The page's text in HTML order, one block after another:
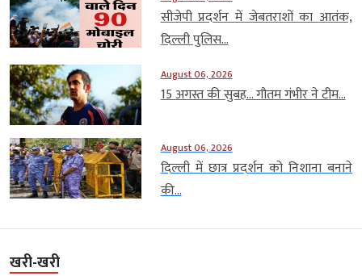
सीजेपी प्रदर्शन में जेबतराशों का आतंक,
दिल्ली पुलिस...
August 06, 2026
15 अगस्त की सुबह… गौतम गंभीर ने टीम...
August 06, 2026
दिल्ली में छात्र प्रदर्शन को निशाना बनाने
की...
खरी-खरी